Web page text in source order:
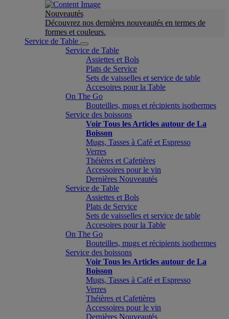
Nouveautés
Découvrez nos dernières nouveautés en termes de
formes et couleurs.
Service de Table
Service de Table
Assiettes et Bols
Plats de Service
Sets de vaisselles et service de table
Accesoires pour la Table
On The Go
Bouteilles, mugs et récipients isothermes
Service des boissons
Voir Tous les Articles autour de La
Boisson
Mugs, Tasses à Café et Espresso
Verres
Théières et Cafetières
Accessoires pour le vin
Dernières Nouveautés
Service de Table
Assiettes et Bols
Plats de Service
Sets de vaisselles et service de table
Accesoires pour la Table
On The Go
Bouteilles, mugs et récipients isothermes
Service des boissons
Voir Tous les Articles autour de La
Boisson
Mugs, Tasses à Café et Espresso
Verres
Théières et Cafetières
Accessoires pour le vin
Dernières Nouveautés